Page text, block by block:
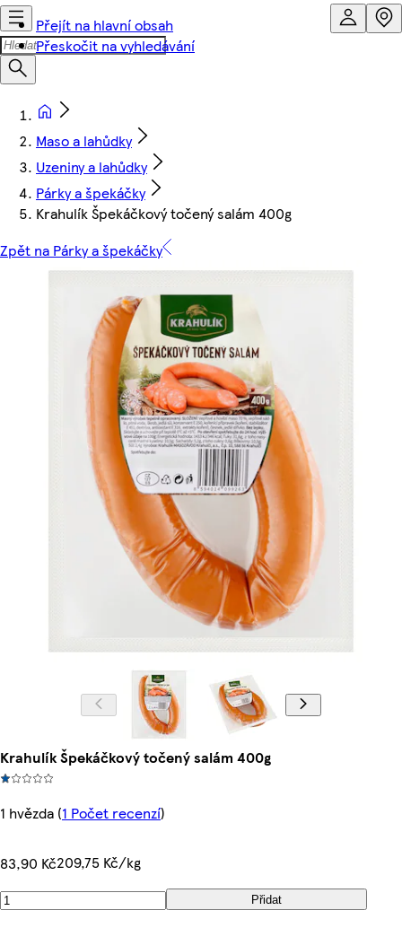
Přejít na hlavní obsah
Přeskočit na vyhledávání
Maso a lahůdky
Uzeniny a lahůdky
Párky a špekáčky
Krahulík Špekáčkový točený salám 400g
Zpět na Párky a špekáčky
Krahulík Špekáčkový točený salám 400g
1 hvězda (1 Počet recenzí)
83,90 Kč209,75 Kč/kg
Přidat